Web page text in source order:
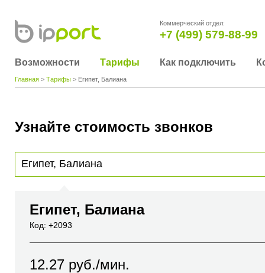
Коммерческий отдел:
+7 (499) 579-88-99
Возможности Тарифы Как подключить
Главная > Тарифы > Египет, Балиана
Узнайте стоимость звонков
Египет, Балиана
Код: +2093
12.27 руб./мин.